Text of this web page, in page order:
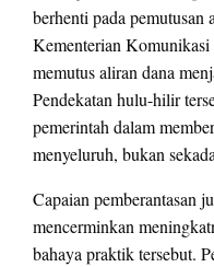
berhenti pada pemutusan
Kementerian
memutus aliran dana
Pendekatan hulu-hilir
pemerintah dalam
menyeluruh, bukan
Capaian pemberantasan
mencerminkan
bahaya praktik tersebut.